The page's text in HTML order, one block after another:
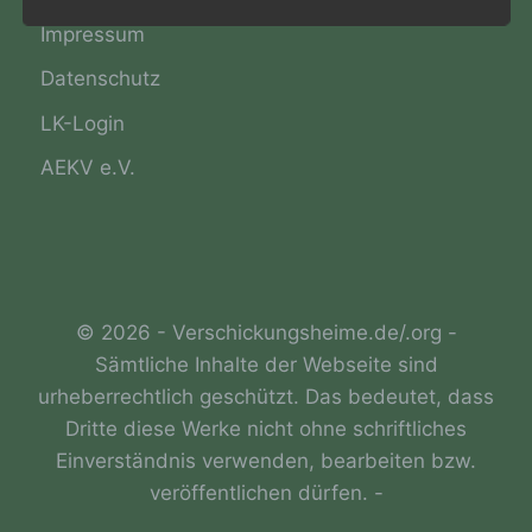
Impressum
Datenschutz
LK-Login
AEKV e.V.
© 2026 - Verschickungsheime.de/.org -
Sämtliche Inhalte der Webseite sind
urheberrechtlich geschützt. Das bedeutet, dass
Dritte diese Werke nicht ohne schriftliches
Einverständnis verwenden, bearbeiten bzw.
veröffentlichen dürfen. -
uns zu übermitteln.
Begriffsbestimmungen
Die Datenschutzerklärung beruht auf den
Begrifflichkeiten, die durch den Europäischen
Richtlinien- und Verordnungsgeber beim Erlass
verständlich sein. Um dies zu gewährleisten,
möchten wir vorab die verwendeten
Begrifflichkeiten erläutern.
Wir verwenden in dieser Datenschutzerklärung
unter anderem die folgenden Begriffe: